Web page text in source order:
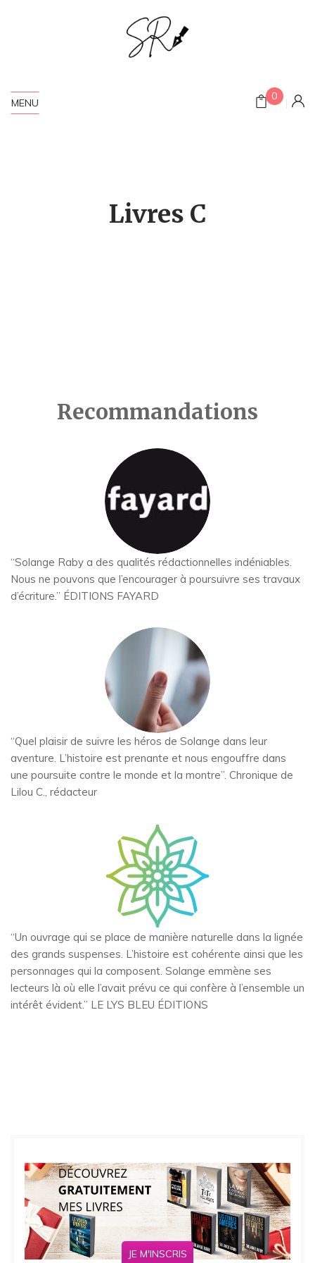
MENU
0
Livres C
Recommandations
“Solange Raby a des qualités rédactionnelles indéniables.
Nous ne pouvons que l’encourager à poursuivre ses travaux
d’écriture.” ÉDITIONS FAYARD
“Quel plaisir de suivre les héros de Solange dans leur
aventure. L’histoire est prenante et nous engouffre dans
une poursuite contre le monde et la montre”. Chronique de
Lilou C., rédacteur
“Un ouvrage qui se place de manière naturelle dans la lignée
des grands suspenses. L’histoire est cohérente ainsi que les
personnages qui la composent. Solange emmène ses
lecteurs là où elle l’avait prévu ce qui confère à l’ensemble un
intérêt évident.” LE LYS BLEU ÉDITIONS
JE M'INSCRIS